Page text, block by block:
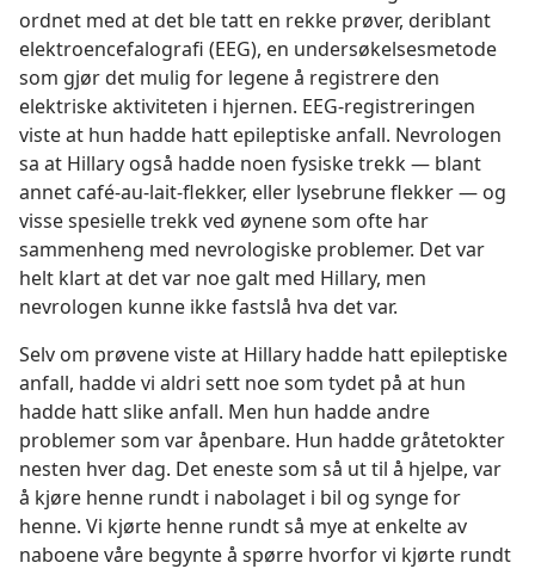
ordnet med at det ble tatt en rekke prøver, deriblant
elektroencefalografi (EEG), en undersøkelsesmetode
som gjør det mulig for legene å registrere den
elektriske aktiviteten i hjernen. EEG-registreringen
viste at hun hadde hatt epileptiske anfall. Nevrologen
sa at Hillary også hadde noen fysiske trekk — blant
annet café-au-lait-flekker, eller lysebrune flekker — og
visse spesielle trekk ved øynene som ofte har
sammenheng med nevrologiske problemer. Det var
helt klart at det var noe galt med Hillary, men
nevrologen kunne ikke fastslå hva det var.
Selv om prøvene viste at Hillary hadde hatt epileptiske
anfall, hadde vi aldri sett noe som tydet på at hun
hadde hatt slike anfall. Men hun hadde andre
problemer som var åpenbare. Hun hadde gråtetokter
nesten hver dag. Det eneste som så ut til å hjelpe, var
å kjøre henne rundt i nabolaget i bil og synge for
henne. Vi kjørte henne rundt så mye at enkelte av
naboene våre begynte å spørre hvorfor vi kjørte rundt